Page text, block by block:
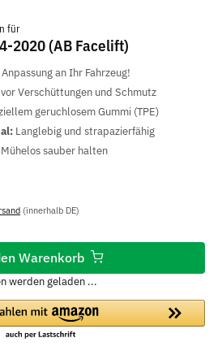
für
2020 (AB Facelift)
an Ihr Fahrzeug!
Verschüttungen und Schmutz
geruchlosem Gummi (TPE)
Langlebig und strapazierfähig
Mühelos sauber halten
(innerhalb DE)
Warenkorb
werden geladen ...